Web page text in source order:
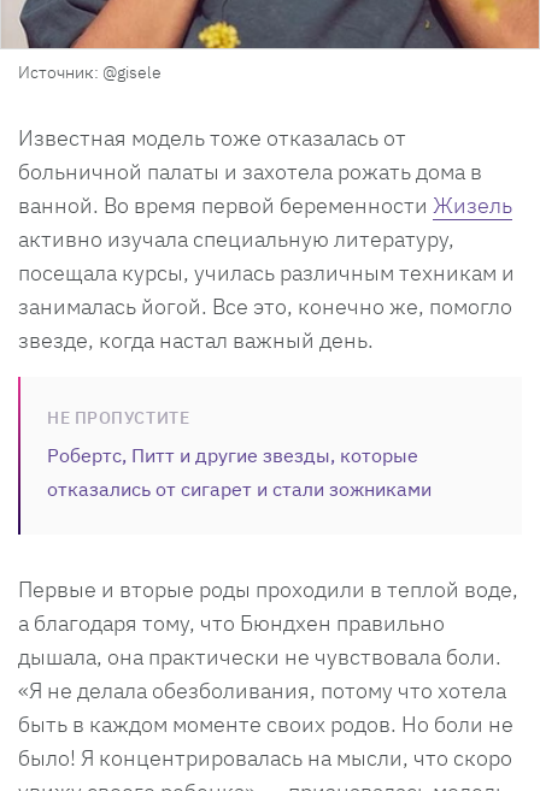
Источник: @gisele
Известная модель тоже отказалась от
больничной палаты и захотела рожать дома в
ванной. Во время первой беременности Жизель
активно изучала специальную литературу,
посещала курсы, училась различным техникам и
занималась йогой. Все это, конечно же, помогло
звезде, когда настал важный день.
НЕ ПРОПУСТИТЕ
Робертс, Питт и другие звезды, которые
отказались от сигарет и стали зожниками
Первые и вторые роды проходили в теплой воде,
а благодаря тому, что Бюндхен правильно
дышала, она практически не чувствовала боли.
«Я не делала обезболивания, потому что хотела
быть в каждом моменте своих родов. Но боли не
было! Я концентрировалась на мысли, что скоро